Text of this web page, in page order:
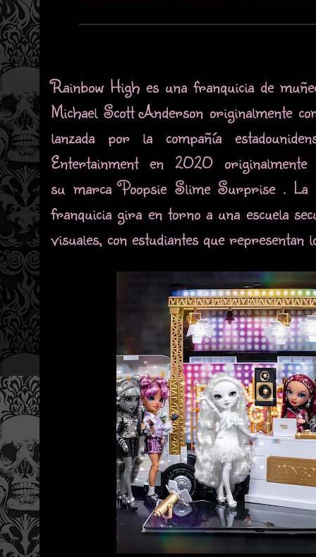
Rainbow High es una franquicia de
Michael Scott Anderson originalmente
lanzada por la compañía
Entertainment en 2020
su marca Poopsie Slime Surprise .
franquicia gira en torno a una escuela
visuales, con estudiantes que representan